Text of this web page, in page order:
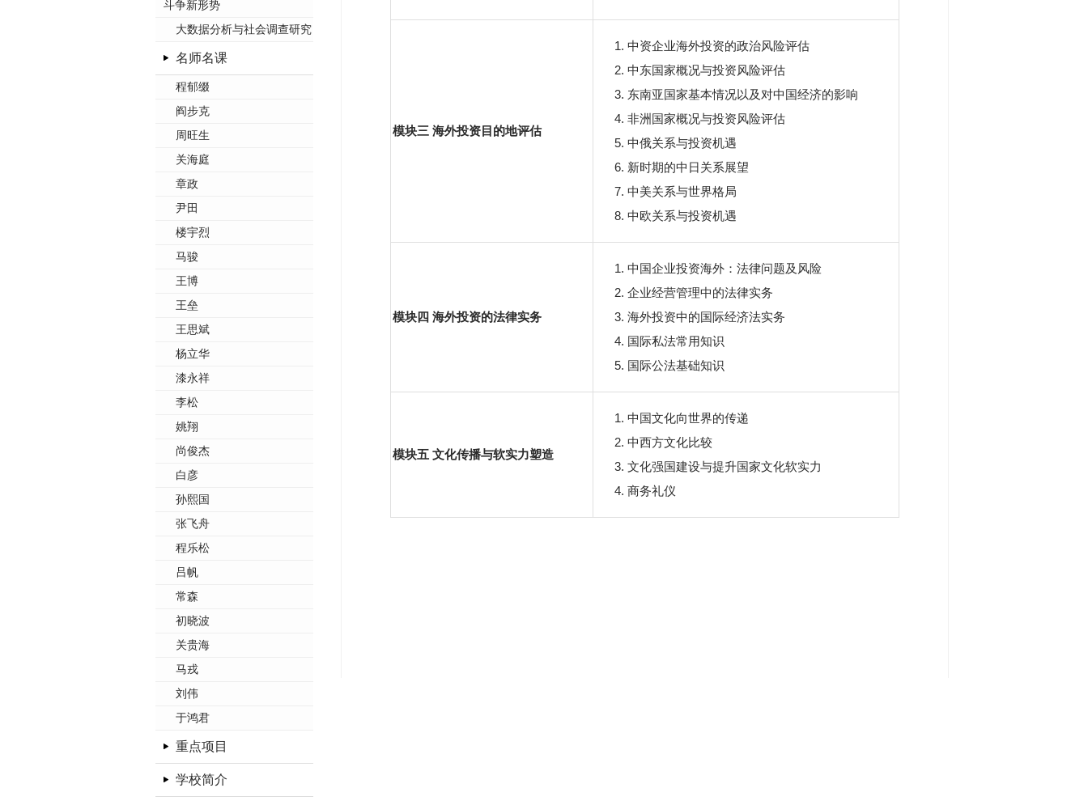
斗争新形势
大数据分析与社会调查研究
名师名课
程郁缀
阎步克
周旺生
关海庭
章政
尹田
楼宇烈
马骏
王博
王垒
王思斌
杨立华
漆永祥
李松
姚翔
尚俊杰
白彦
孙熙国
张飞舟
程乐松
吕帆
常森
初晓波
关贵海
马戎
刘伟
于鸿君
重点项目
学校简介
模块三 海外投资目的地评估
中资企业海外投资的政治风险评估
中东国家概况与投资风险评估
东南亚国家基本情况以及对中国经济的影响
非洲国家概况与投资风险评估
中俄关系与投资机遇
新时期的中日关系展望
中美关系与世界格局
中欧关系与投资机遇
模块四 海外投资的法律实务
中国企业投资海外：法律问题及风险
企业经营管理中的法律实务
海外投资中的国际经济法实务
国际私法常用知识
国际公法基础知识
模块五 文化传播与软实力塑造
中国文化向世界的传递
中西方文化比较
文化强国建设与提升国家文化软实力
商务礼仪